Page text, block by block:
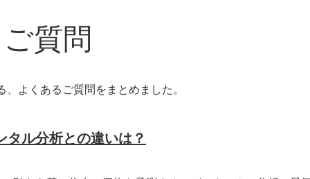
質問
よくあるご質問をまとめました。
タル分析との違いは？